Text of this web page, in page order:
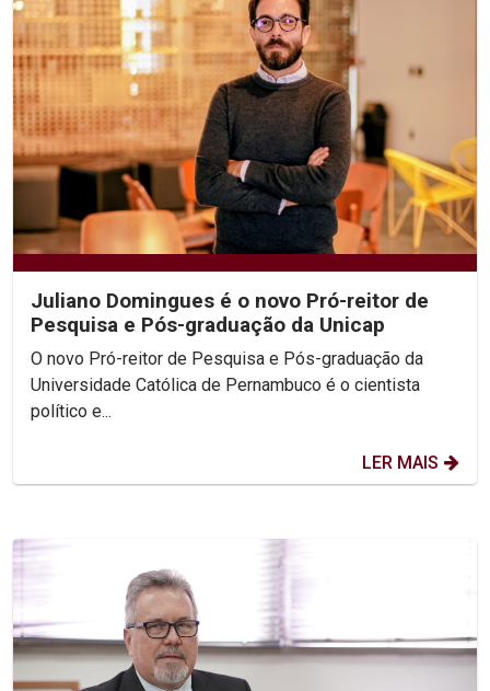
Juliano Domingues é o novo Pró-reitor de
Pesquisa e Pós-graduação da Unicap
O novo Pró-reitor de Pesquisa e Pós-graduação da
Universidade Católica de Pernambuco é o cientista
político e...
LER MAIS